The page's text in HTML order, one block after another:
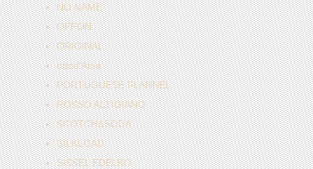
NO NAME
OFFON
ORIGINAL
ottod'Ame
PORTUGUESE FLANNEL
ROSSO ALTIGIANO
SCOTCH&SODA
SILKLOAD
SISSEL EDELBO